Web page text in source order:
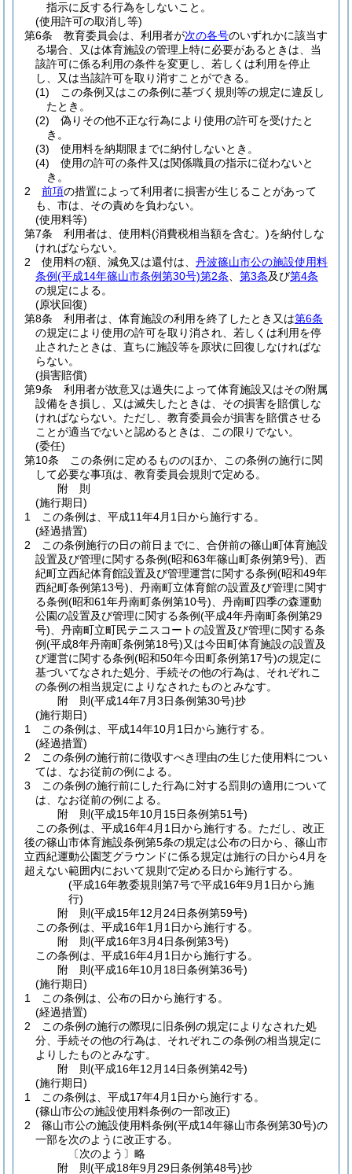
指示に反する行為をしないこと。
(使用許可の取消し等)
第6条
教育委員会は、利用者が次の各号のいずれかに該当す
る場合、又は体育施設の管理上特に必要があるときは、当
該許可に係る利用の条件を変更し、若しくは利用を停止
し、又は当該許可を取り消すことができる。
(1)
この条例又はこの条例に基づく規則等の規定に違反し
たとき。
(2)
偽りその他不正な行為により使用の許可を受けたと
き。
(3)
使用料を納期限までに納付しないとき。
(4)
使用の許可の条件又は関係職員の指示に従わないと
き。
2
前項の措置によって利用者に損害が生じることがあって
も、市は、その責めを負わない。
(使用料等)
第7条
利用者は、使用料(消費税相当額を含む。)を納付しな
ければならない。
2
使用料の額、減免又は還付は、 丹波篠山市公の施設使用料
条例(平成14年篠山市条例第30号)第2条 第3条及び第4条
の規定による。
(原状回復)
第8条
利用者は、体育施設の利用を終了したとき又は第6条
の規定により使用の許可を取り消され、若しくは利用を停
止されたときは、直ちに施設等を原状に回復しなければな
らない。
(損害賠償)
第9条
利用者が故意又は過失によって体育施設又はその附属
設備をき損し、又は滅失したときは、その損害を賠償しな
ければならない。 ただし、教育委員会が損害を賠償させる
ことが適当でないと認めるときは、この限りでない。
(委任)
第10条
この条例に定めるもののほか、この条例の施行に関
して必要な事項は、教育委員会規則で定める。
附 則
(施行期日)
1
この条例は、平成11年4月1日から施行する。
(経過措置)
2
この条例施行の日の前日までに、合併前の篠山町体育施設
設置及び管理に関する条例(昭和63年篠山町条例第9号) 、西
紀町立西紀体育館設置及び管理運営に関する条例(昭和49年
西紀町条例第13号) 、丹南町立体育館の設置及び管理に関す
る条例(昭和61年丹南町条例第10号) 、丹南町四季の森運動
公園の設置及び管理に関する条例(平成4年丹南町条例第29
号) 、丹南町立町民テニスコートの設置及び管理に関する条
例(平成8年丹南町条例第18号)又は今田町体育施設の設置及
び運営に関する条例(昭和50年今田町条例第17号)の規定に
基づいてなされた処分、手続その他の行為は、それぞれこ
の条例の相当規定によりなされたものとみなす。
附 則(平成14年7月3日条例第30号)抄
(施行期日)
1
この条例は、平成14年10月1日から施行する。
(経過措置)
2
この条例の施行前に徴収すべき理由の生じた使用料につい
ては、なお従前の例による。
3
この条例の施行前にした行為に対する罰則の適用について
は、なお従前の例による。
附 則(平成15年10月15日条例第51号)
この条例は、平成16年4月1日から施行する。 ただし、改正
後の篠山市体育施設条例第5条の規定は公布の日から、篠山市
立西紀運動公園芝グラウンドに係る規定は施行の日から4月を
超えない範囲内において規則で定める日から施行する。
(平成16年教委規則第7号で平成16年9月1日から施
行)
附 則(平成15年12月24日条例第59号)
この条例は、平成16年1月1日から施行する。
附 則(平成16年3月4日条例第3号)
この条例は、平成16年4月1日から施行する。
附 則(平成16年10月18日条例第36号)
(施行期日)
1
この条例は、公布の日から施行する。
(経過措置)
2
この条例の施行の際現に旧条例の規定によりなされた処
分、手続その他の行為は、それぞれこの条例の相当規定に
よりしたものとみなす。
附 則(平成16年12月14日条例第42号)
(施行期日)
1
この条例は、平成17年4月1日から施行する。
(篠山市公の施設使用料条例の一部改正)
2
篠山市公の施設使用料条例(平成14年篠山市条例第30号)の
一部を次のように改正する。
〔次のよう〕略
附 則(平成18年9月29日条例第48号)抄